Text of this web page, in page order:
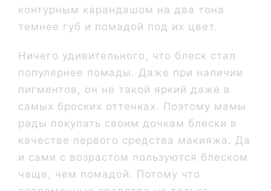
контурным карандашом на два тона
темнее губ и помадой под их цвет.
Ничего удивительного, что блеск стал
популярнее помады. Даже при наличии
пигментов, он не такой яркий даже в
самых броских оттенках. Поэтому мамы
рады покупать своим дочкам блески в
качестве первого средства макияжа. Да
и сами с возрастом пользуются блеском
чаще, чем помадой. Потому что